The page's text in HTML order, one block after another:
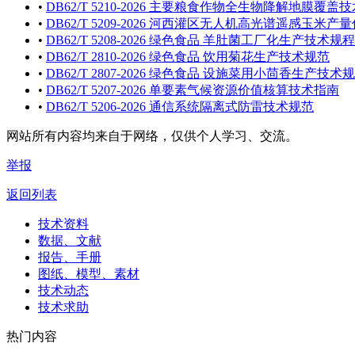
• DB62/T 5210-2026 主要粮食作物全生物降解地膜覆盖
• DB62/T 5209-2026 河西灌区无人机高光谱遥感玉米产
• DB62/T 5208-2026 绿色食品 羊肚菌工厂化生产技术规程
• DB62/T 2810-2026 绿色食品 饮用菊花生产技术规范
• DB62/T 2807-2026 绿色食品 设施菜用小茴香生产技术
• DB62/T 5207-2026 单要素气候资源价值核算技术指南
• DB62/T 5206-2026 通信系统隔离式防雷技术规范
网站所有内容均来自于网络，仅供个人学习、交流。
举报
返回列表
技术资料
数据、文献
报告、手册
图纸、模型、素材
技术动态
技术求助
热门内容